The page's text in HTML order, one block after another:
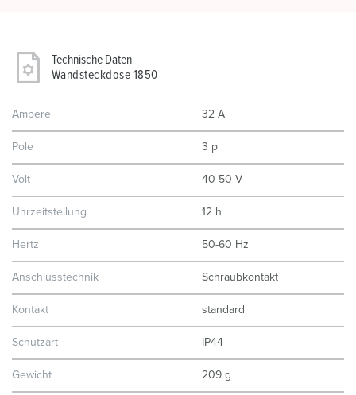
Technische Daten
Wandsteckdose 1850
Ampere 32 A
Pole 3 p
Volt 40-50 V
Uhrzeitstellung 12 h
Hertz 50-60 Hz
Anschlusstechnik Schraubkontakt
Kontakt standard
Schutzart IP44
Gewicht 209 g